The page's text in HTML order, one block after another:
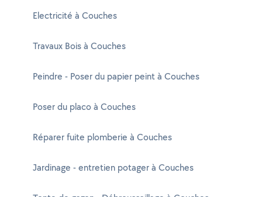
Electricité à Couches
Travaux Bois à Couches
Peindre - Poser du papier peint à Couches
Poser du placo à Couches
Réparer fuite plomberie à Couches
Jardinage - entretien potager à Couches